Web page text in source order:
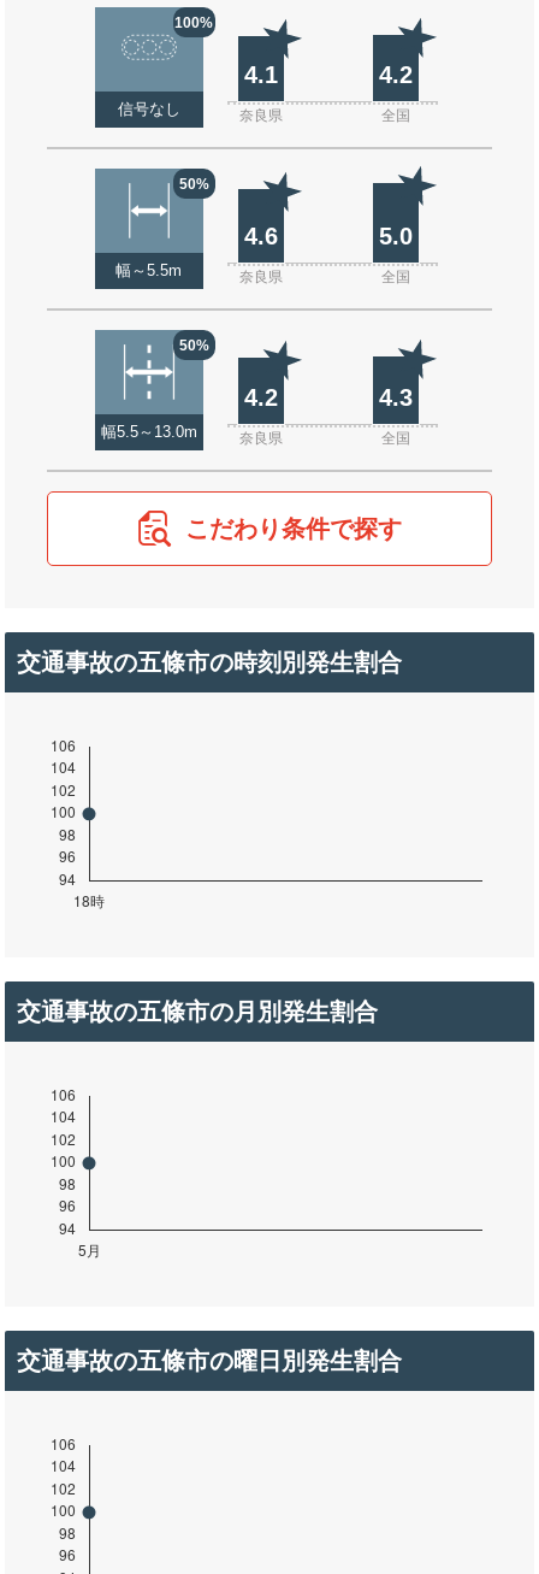
100%
信号なし
4.1 4.2
奈良県 全国
50%
幅～5.5m
4.6 5.0
奈良県 全国
50%
幅5.5～13.0m
4.2 4.3
奈良県 全国
こだわり条件で探す
交通事故の五條市の時刻別発生割合
交通事故の五條市の月別発生割合
交通事故の五條市の曜日別発生割合